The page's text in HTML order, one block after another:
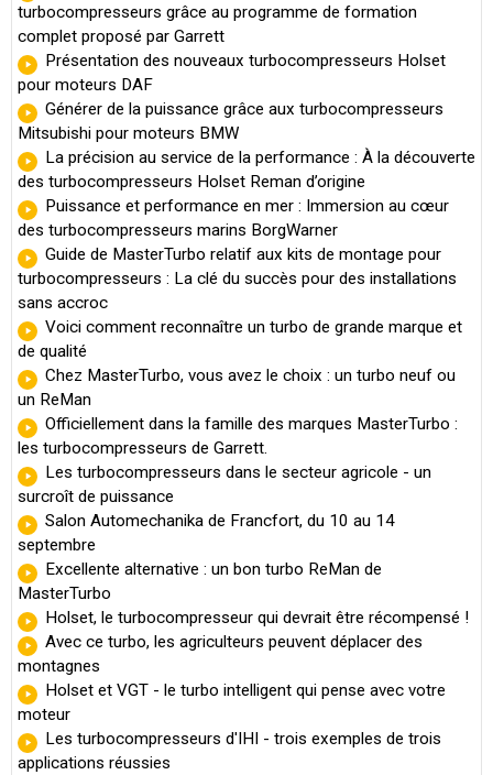
turbocompresseurs grâce au programme de formation
complet proposé par Garrett
Présentation des nouveaux turbocompresseurs Holset
pour moteurs DAF
Générer de la puissance grâce aux turbocompresseurs
Mitsubishi pour moteurs BMW
La précision au service de la performance : À la découverte
des turbocompresseurs Holset Reman d’origine
Puissance et performance en mer : Immersion au cœur
des turbocompresseurs marins BorgWarner
Guide de MasterTurbo relatif aux kits de montage pour
turbocompresseurs : La clé du succès pour des installations
sans accroc
Voici comment reconnaître un turbo de grande marque et
de qualité
Chez MasterTurbo, vous avez le choix : un turbo neuf ou
un ReMan
Officiellement dans la famille des marques MasterTurbo :
les turbocompresseurs de Garrett.
Les turbocompresseurs dans le secteur agricole - un
surcroît de puissance
Salon Automechanika de Francfort, du 10 au 14
septembre
Excellente alternative : un bon turbo ReMan de
MasterTurbo
Holset, le turbocompresseur qui devrait être récompensé !
Avec ce turbo, les agriculteurs peuvent déplacer des
montagnes
Holset et VGT - le turbo intelligent qui pense avec votre
moteur
Les turbocompresseurs d'IHI - trois exemples de trois
applications réussies